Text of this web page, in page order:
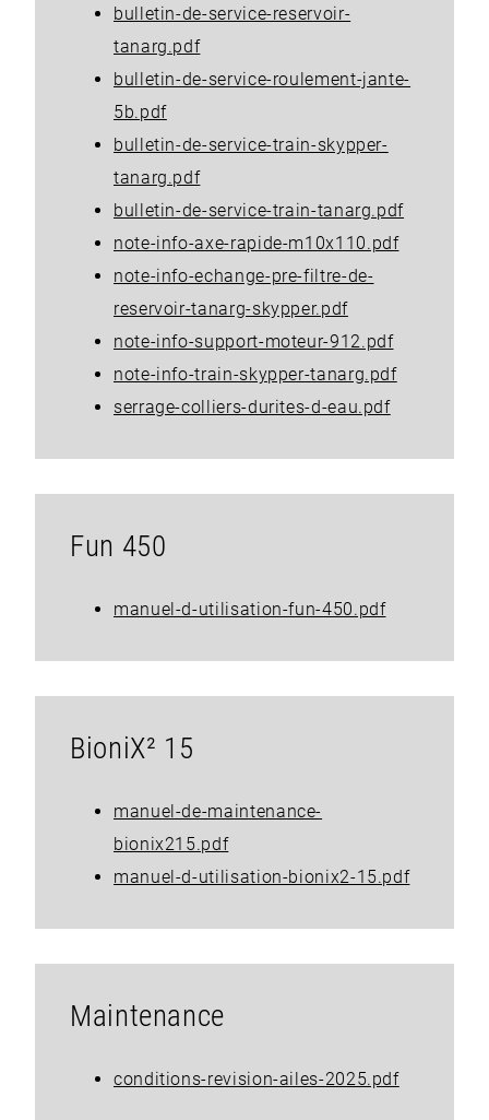
bulletin-de-service-reservoir-
tanarg.pdf
bulletin-de-service-roulement-jante-
5b.pdf
bulletin-de-service-train-skypper-
tanarg.pdf
bulletin-de-service-train-tanarg.pdf
note-info-axe-rapide-m10x110.pdf
note-info-echange-pre-filtre-de-
reservoir-tanarg-skypper.pdf
note-info-support-moteur-912.pdf
note-info-train-skypper-tanarg.pdf
serrage-colliers-durites-d-eau.pdf
Fun 450
manuel-d-utilisation-fun-450.pdf
BioniX² 15
manuel-de-maintenance-
bionix215.pdf
manuel-d-utilisation-bionix2-15.pdf
Maintenance
conditions-revision-ailes-2025.pdf